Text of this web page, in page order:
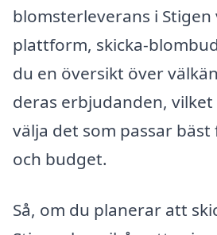
blomsterleverans i Stigen
plattform, skicka-
du en översikt över
deras erbjudanden,
välja det som passar
och budget.
Så, om du planerar att